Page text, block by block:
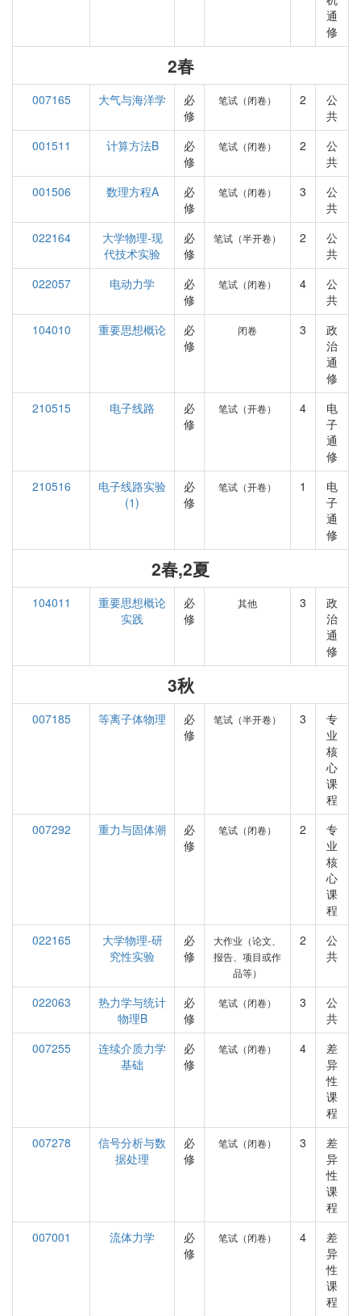
通
修
2春
007165 大气与海洋学
必
修
笔试（闭卷） 2
公
共
001511
计算方法B
必
修
笔试（闭卷） 2
公
共
001506
数理方程A
必
修
笔试（闭卷） 3
公
共
022164
大学物理-现
代技术实验
必
修
笔试（半开卷） 2
公
共
022057
电动力学
必
修
笔试（闭卷） 4
公
共
104010
重要思想概论
必
修
闭卷 3
政
治
通
修
210515
电子线路
必
修
笔试（开卷） 4
电
子
通
修
210516
电子线路实验
(1)
必
修
笔试（开卷） 1
电
子
通
修
2春,2夏
104011
重要思想概论
实践
必
修
其他 3
政
治
通
修
3秋
007185 等离子体物理
必
修
笔试（半开卷） 3
专
业
核
心
课
程
007292
重力与固体潮
必
修
笔试（闭卷） 2
专
业
核
心
课
程
022165
大学物理-研
究性实验
必
修
大作业（论文、
报告、项目或作
品等）
2
公
共
022063
热力学与统计
物理B
必
修
笔试（闭卷） 3
公
共
007255
连续介质力学
基础
必
修
笔试（闭卷） 4
差
异
性
课
程
007278
信号分析与数
据处理
必
修
笔试（闭卷） 3
差
异
性
课
程
007001
流体力学
必
修
笔试（闭卷） 4
差
异
性
课
程